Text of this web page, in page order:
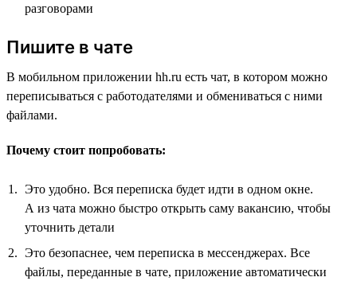
разговорами
Пишите в чате
В мобильном приложении hh.ru есть чат, в котором можно
переписываться с работодателями и обмениваться с ними
файлами.
Почему стоит попробовать:
Это удобно. Вся переписка будет идти в одном окне.
А из чата можно быстро открыть саму вакансию, чтобы
уточнить детали
Это безопаснее, чем переписка в мессенджерах. Все
файлы, переданные в чате, приложение автоматически